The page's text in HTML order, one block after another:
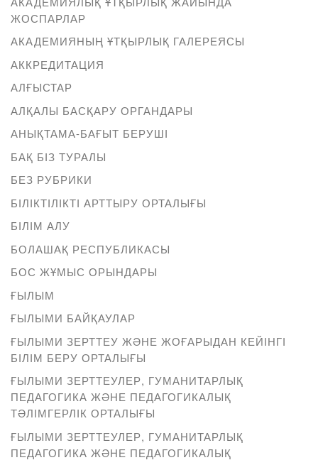
ЖОСПАРЛАР
АКАДЕМИЯНЫҢ ҰТҚЫРЛЫҚ ГАЛЕРЕЯСЫ
АККРЕДИТАЦИЯ
АЛҒЫСТАР
АЛҚАЛЫ БАСҚАРУ ОРГАНДАРЫ
АНЫҚТАМА-БАҒЫТ БЕРУШІ
БАҚ БІЗ ТУРАЛЫ
БЕЗ РУБРИКИ
БІЛІКТІЛІКТІ АРТТЫРУ ОРТАЛЫҒЫ
БІЛІМ АЛУ
БОЛАШАҚ РЕСПУБЛИКАСЫ
БОС ЖҰМЫС ОРЫНДАРЫ
ҒЫЛЫМ
ҒЫЛЫМИ БАЙҚАУЛАР
ҒЫЛЫМИ ЗЕРТТЕУ ЖӘНЕ ЖОҒАРЫДАН КЕЙІНГІ
БІЛІМ БЕРУ ОРТАЛЫҒЫ
ҒЫЛЫМИ ЗЕРТТЕУЛЕР, ГУМАНИТАРЛЫҚ
ПЕДАГОГИКА ЖӘНЕ ПЕДАГОГИКАЛЫҚ
ТӘЛІМГЕРЛІК ОРТАЛЫҒЫ
ҒЫЛЫМИ ЗЕРТТЕУЛЕР, ГУМАНИТАРЛЫҚ
ПЕДАГОГИКА ЖӘНЕ ПЕДАГОГИКАЛЫҚ